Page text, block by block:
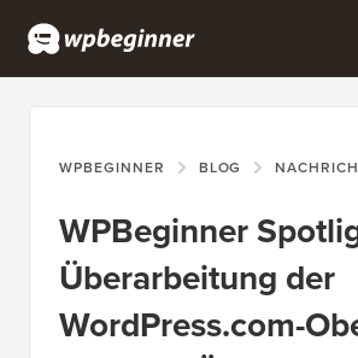
WPBEGINNER BLOG
WPBeginner
Überarbeitung der
WordPress.com-